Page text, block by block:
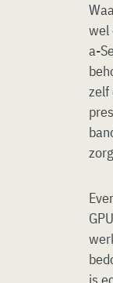
wel
a-
zelf